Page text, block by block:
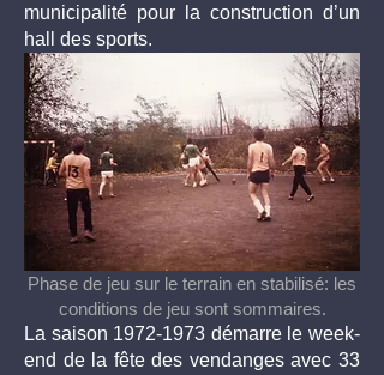
municipalité pour la construction d’un
hall des sports.
Phase de jeu sur le terrain en stabilisé: les
conditions de jeu sont sommaires.
La saison 1972-1973 démarre le week-
end de la fête des vendanges avec 33